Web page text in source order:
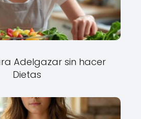
Adelgazar sin hacer
Dietas